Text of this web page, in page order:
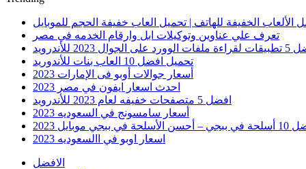
الألعاب الخفيفة للهاتف | تحميل العاب خفيفة الحجم للموبايل
تعرف علي عناوين وتوكيلات ابل وارقام الخدمه في مصر
على الجوال 2023 للأندرويد
تحميل افضل 10 العاب بنات للأندوريد
أسعار جوالات أوبو فى الإمارات 2023
احدث اسعار ايفون في مصر 2023
افضل 5 متصفحات خفيفه لعام 2023 للأندرويد
أسعار سامسونج في السعوديه 2023
الأسلحة في ببجي موبايل 2023
اسعار اوبو في االسعوديه 2023
الافضل